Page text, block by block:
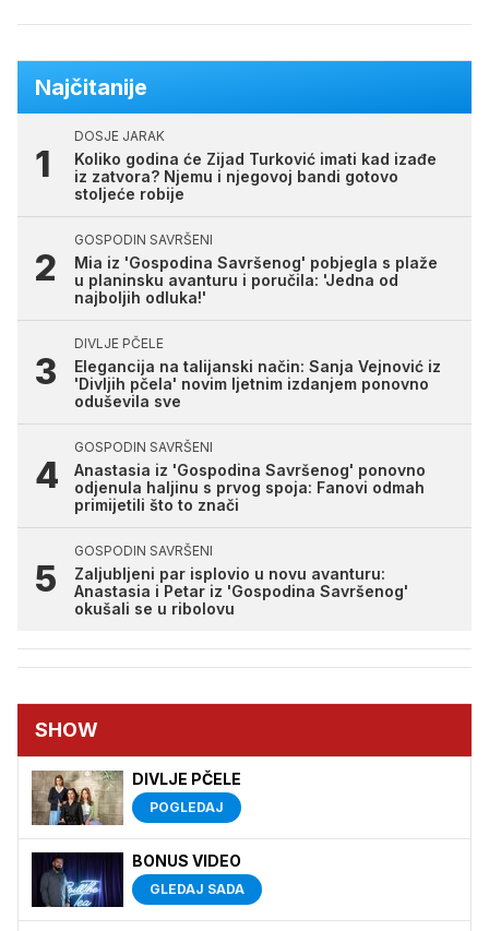
Najčitanije
DOSJE JARAK
Koliko godina će Zijad Turković imati kad izađe
iz zatvora? Njemu i njegovoj bandi gotovo
stoljeće robije
GOSPODIN SAVRŠENI
Mia iz 'Gospodina Savršenog' pobjegla s plaže
u planinsku avanturu i poručila: 'Jedna od
najboljih odluka!'
DIVLJE PČELE
Elegancija na talijanski način: Sanja Vejnović iz
'Divljih pčela' novim ljetnim izdanjem ponovno
oduševila sve
GOSPODIN SAVRŠENI
Anastasia iz 'Gospodina Savršenog' ponovno
odjenula haljinu s prvog spoja: Fanovi odmah
primijetili što to znači
GOSPODIN SAVRŠENI
Zaljubljeni par isplovio u novu avanturu:
Anastasia i Petar iz 'Gospodina Savršenog'
okušali se u ribolovu
SHOW
DIVLJE PČELE
POGLEDAJ
BONUS VIDEO
GLEDAJ SADA